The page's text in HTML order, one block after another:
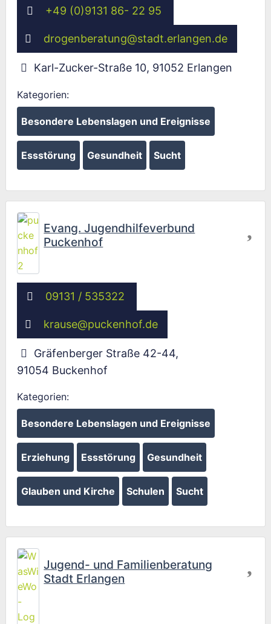
+49 (0)9131 86- 22 95
drogenberatung@stadt.erlangen.de
Karl-Zucker-Straße 10, 91052 Erlangen
Kategorien:
Besondere Lebenslagen und Ereignisse
Essstörung Gesundheit Sucht
Evang. Jugendhilfeverbund
Puckenhof
09131 / 535322
krause@puckenhof.de
Gräfenberger Straße 42-44,
91054 Buckenhof
Kategorien:
Besondere Lebenslagen und Ereignisse
Erziehung Essstörung Gesundheit
Glauben und Kirche Schulen Sucht
Jugend- und Familienberatung
Stadt Erlangen